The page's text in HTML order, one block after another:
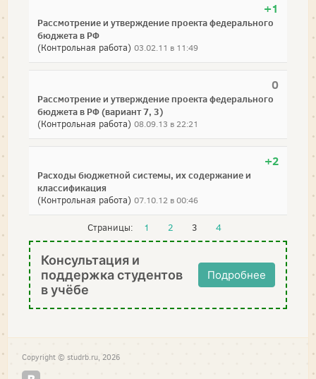
+1
Рассмотрение и утверждение проекта федерального
бюджета в РФ
(Контрольная работа) 03.02.11 в 11:49
0
Рассмотрение и утверждение проекта федерального
бюджета в РФ (вариант 7, 3)
(Контрольная работа) 08.09.13 в 22:21
+2
Расходы бюджетной системы, их содержание и
классификация
(Контрольная работа) 07.10.12 в 00:46
Страницы: 1 2 3 4
Консультация и
поддержка студентов
в учёбе
Подробнее
Copyright © studrb.ru, 2026